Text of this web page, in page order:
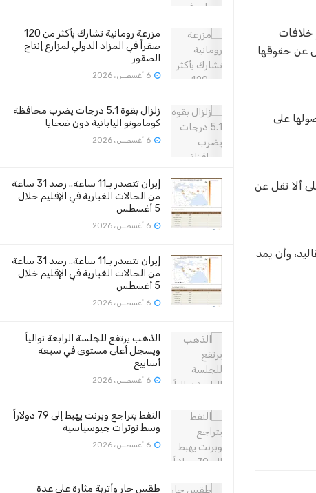
مزرعة رومانية تشارك بأكثر من 120
صقراً في المزاد الدولي لمزارع إنتاج
الصقور
زلزال بقوة 5.1 درجات يضرب محافظة
كوماموتو اليابانية دون ضحايا
إيران تتصدر بـ11 ساعة.. رصد 31 ساعة
من الحالات الغبارية في الإقليم خلال
5 أغسطس
إيران تتصدر بـ11 ساعة.. رصد 31 ساعة
من الحالات الغبارية في الإقليم خلال
5 أغسطس
الذهب يرتفع للجلسة الرابعة توالياً
ويسجل أعلى مستوى في سبعة
أسابيع
النفط يتراجع وبرنت يهبط إلى 79 دولاراً
وسط توترات جيوسياسية
طقس حار وأتربة مثارة على عدة
طفلة وحيدة تبلغ 7سنوات، وأنه أثر خلافات
عن حقوقها
على
ألا تقل عن
وأن يمد